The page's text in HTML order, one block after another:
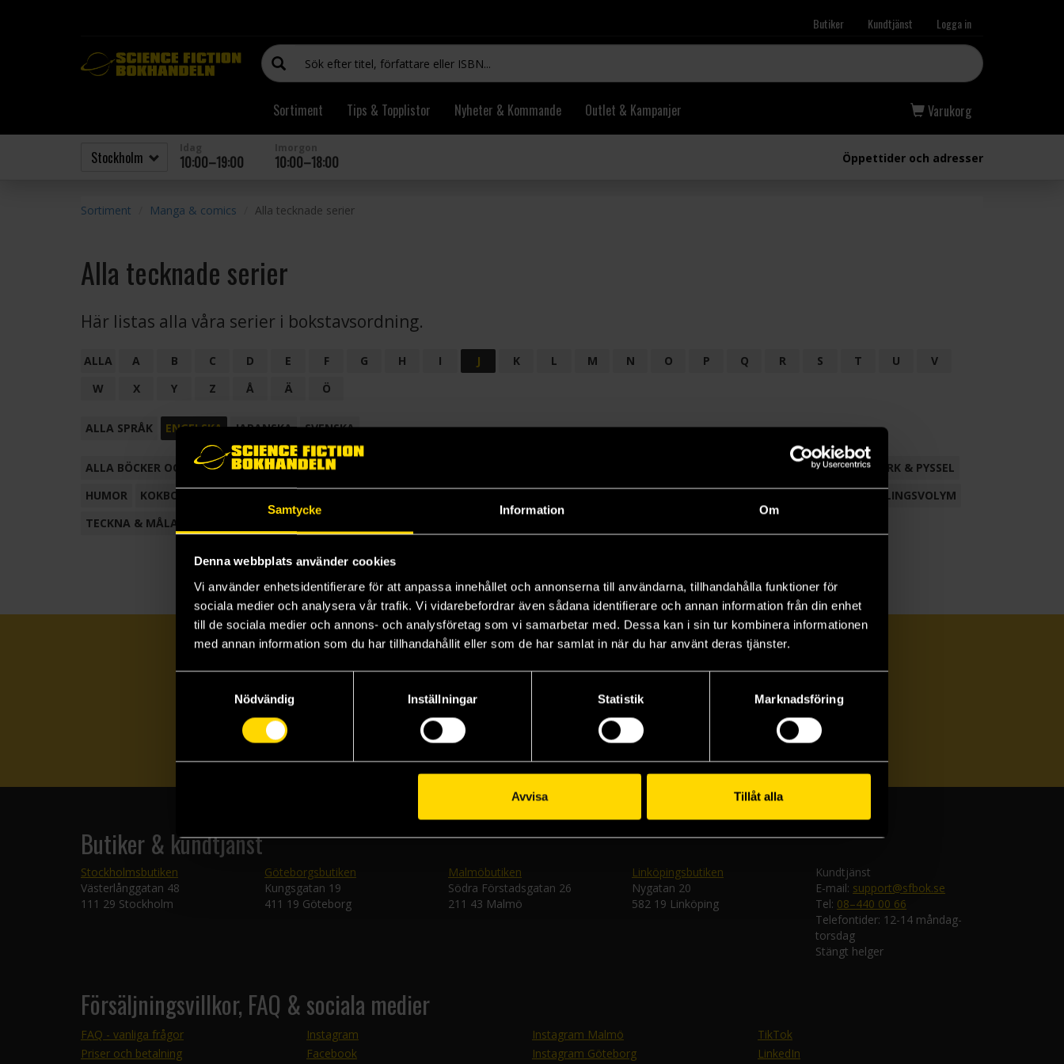
Samtycke Information Om
Denna webbplats använder cookies
Vi använder enhetsidentifierare för att anpassa innehållet och annonserna till användarna, tillhandahålla funktioner för
sociala medier och analysera vår trafik. Vi vidarebefordrar även sådana identifierare och annan information från din enhet
till de sociala medier och annons- och analysföretag som vi samarbetar med. Dessa kan i sin tur kombinera informationen
med annan information som du har tillhandahållit eller som de har samlat in när du har använt deras tjänster.
Nödvändig
Inställningar Statistik Marknadsföring
Avvisa Tillåt alla
Butiker Kundtjänst Logga in
Sortiment Tips & Topplistor Nyheter & Kommande Outlet & Kampanjer Varukorg
10:00–19:00 10:00–18:00 Öppettider och adresser
Sortiment Manga & comics Alla tecknade serier
Alla tecknade serier
Här listas alla våra serier i bokstavsordning.
ALLA A B C D E F G H I J K L M N O P Q R S T U
V
W
X Y Z Å Ä Ö
ALLA SPRÅK ENGELSKA JAPANSKA SVENSKA
ALLA BÖCKER OCH TECKNADE SERIER ANTOLOGI FACKLITTERATUR
HANTVERK & PYSSEL
HUMOR
KOKBOK
SAMLINGSVOLYM
TECKNA & MÅLA
Prenumerera på vårt nyhetsbrev
Butiker & kundtjänst
Stockholmsbutiken
Västerlånggatan 48
111 29 Stockholm
Göteborgsbutiken
Kungsgatan 19
411 19 Göteborg
Malmöbutiken
Södra Förstadsgatan 26
211 43 Malmö
Linköpingsbutiken
Nygatan 20
582 19 Linköping
Kundtjänst
E-mail: support@sfbok.se
Tel: 08–440 00 66
Telefontider: 12-14 måndag-
torsdag
Stängt helger
Försäljningsvillkor, FAQ & sociala medier
FAQ - vanliga frågor
Priser och betalning
Instagram
Facebook
Instagram Malmö
Instagram Göteborg
TikTok
LinkedIn